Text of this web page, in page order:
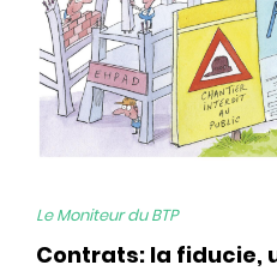
Le Moniteur du BTP
Contrats: la fiducie,